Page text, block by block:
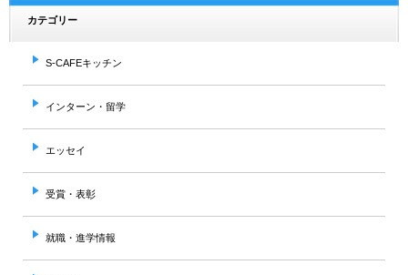
カテゴリー
S-CAFEキッチン
インターン・留学
エッセイ
受賞・表彰
就職・進学情報